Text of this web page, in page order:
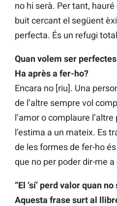
no hi serà. Per tant,
buit cercant el següent
perfecta. És un refugi
Quan volem ser
Ha après a fer-ho?
Encara no [riu]. Una
de l’altre sempre vol
l’amor o complaure
l’estima a un mateix. Es
de les formes de fer-ho
que no per poder dir-me a
“El ‘sí’ perd valor quan
Aquesta frase surt al